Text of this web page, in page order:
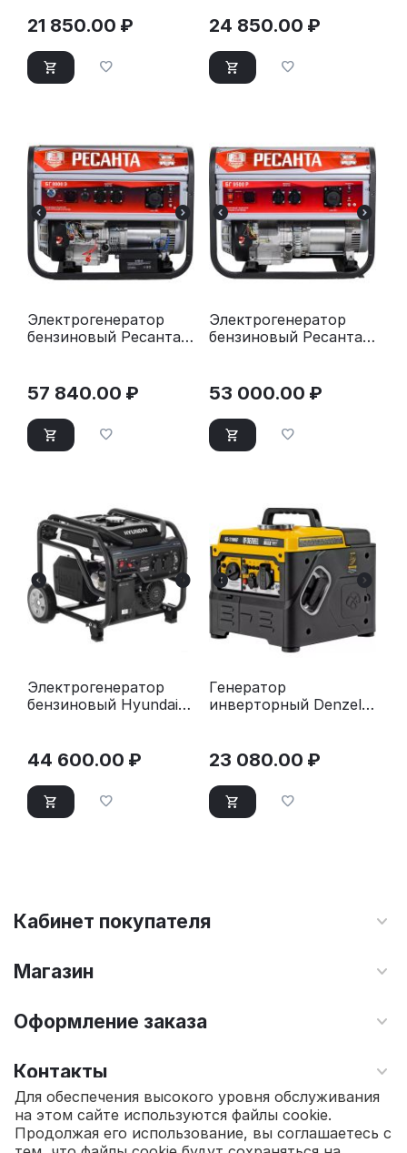
21 850.00 ₽ 24 850.00 ₽
Электрогенератор
бензиновый Ресанта
57 840.00 ₽
Электрогенератор
бензиновый Ресанта
53 000.00 ₽
Электрогенератор
бензиновый Hyundai
44 600.00 ₽
Генератор
инверторный Denzel
23 080.00 ₽
Кабинет покупателя
Магазин
Оформление заказа
Контакты
© 2010 - 2026 Интернет магазин TOPSTO.
Для обеспечения высокого уровня обслуживания
на этом сайте используются файлы cookie.
Продолжая его использование, вы соглашаетесь с